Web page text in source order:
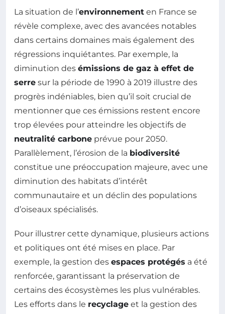
La situation de l’environnement en France se
révèle complexe, avec des avancées notables
dans certains domaines mais également des
régressions inquiétantes. Par exemple, la
diminution des émissions de gaz à effet de
serre sur la période de 1990 à 2019 illustre des
progrès indéniables, bien qu’il soit crucial de
mentionner que ces émissions restent encore
trop élevées pour atteindre les objectifs de
neutralité carbone prévue pour 2050.
Parallèlement, l’érosion de la biodiversité
constitue une préoccupation majeure, avec une
diminution des habitats d’intérêt
communautaire et un déclin des populations
d’oiseaux spécialisés.
Pour illustrer cette dynamique, plusieurs actions
et politiques ont été mises en place. Par
exemple, la gestion des espaces protégés a été
renforcée, garantissant la préservation de
certains des écosystèmes les plus vulnérables.
Les efforts dans le recyclage et la gestion des